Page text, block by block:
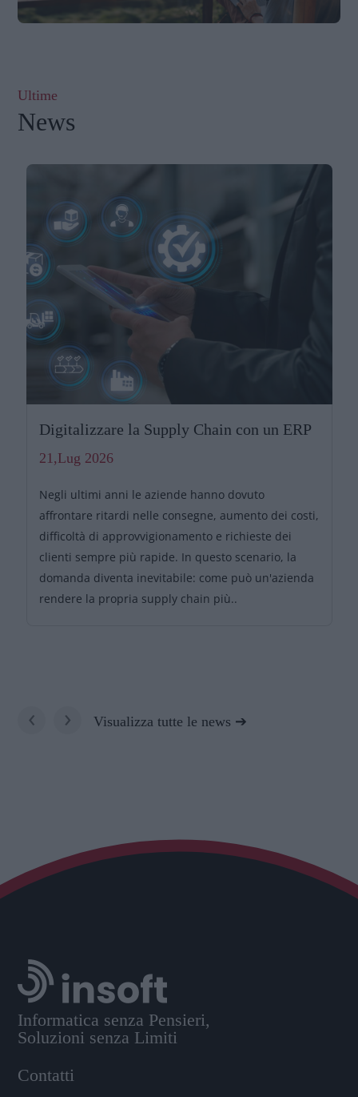
Ultime
News
Digitalizzare la Supply Chain con un ERP
21,Lug 2026
Negli ultimi anni le aziende hanno dovuto
affrontare ritardi nelle consegne, aumento dei costi,
difficoltà di approvvigionamento e richieste dei
clienti sempre più rapide. In questo scenario, la
domanda diventa inevitabile: come può un'azienda
rendere la propria supply chain più..
‹ › Visualizza tutte le news
Informatica senza Pensieri,
Soluzioni senza Limiti
Contatti